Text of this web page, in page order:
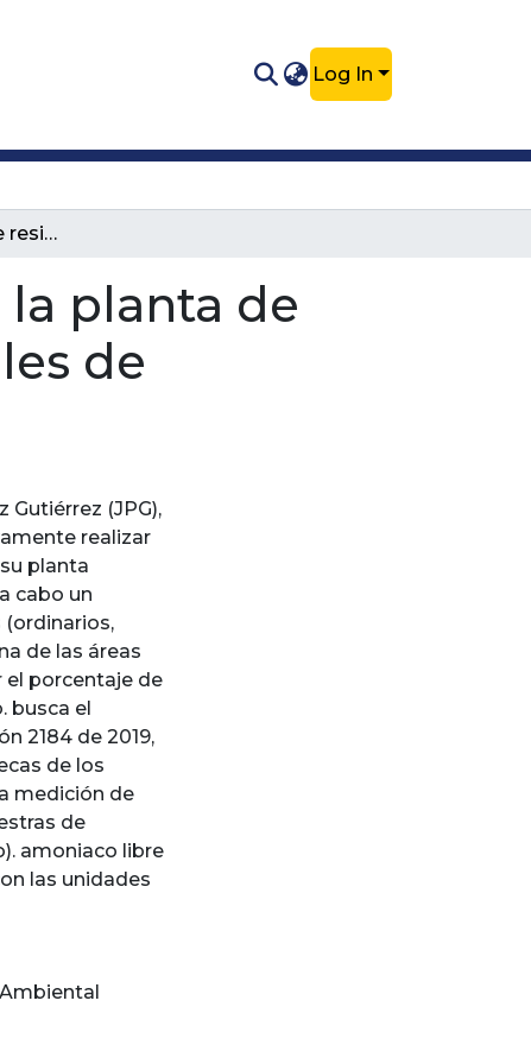
Log In
Caracterización de residuos sólidos en la planta de Cooperativa Colanta, sus sedes satelitales de producción y seguimientos a la PTAR
la planta de
de
Gutiérrez (JPG),
realizar
planta
cabo un
de las áreas
el porcentaje de
busca el
2184 de 2019,
de los
medición de
de
amoniaco libre
las unidades